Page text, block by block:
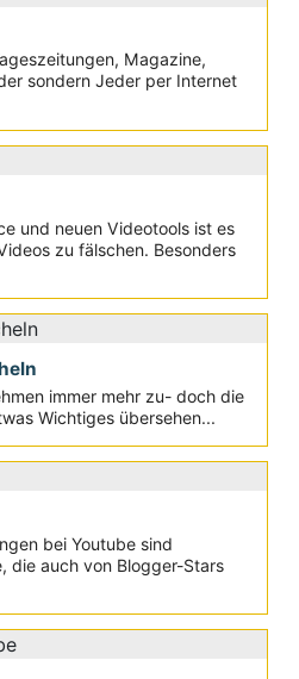
Magazine,
sondern Jeder per Internet
und neuen Videotools ist es
zu fälschen. Besonders
immer mehr zu- doch die
Wichtiges übersehen...
bei Youtube sind
die auch von Blogger-Stars